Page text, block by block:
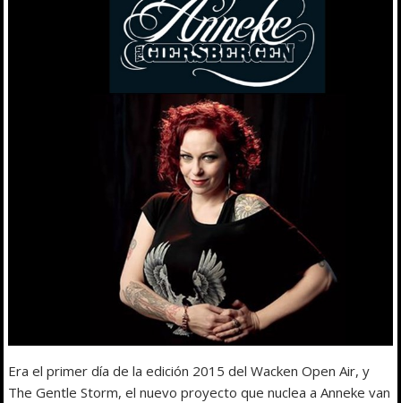
Era el primer día de la edición 2015 del Wacken Open Air, y
The Gentle Storm, el nuevo proyecto que nuclea a Anneke van